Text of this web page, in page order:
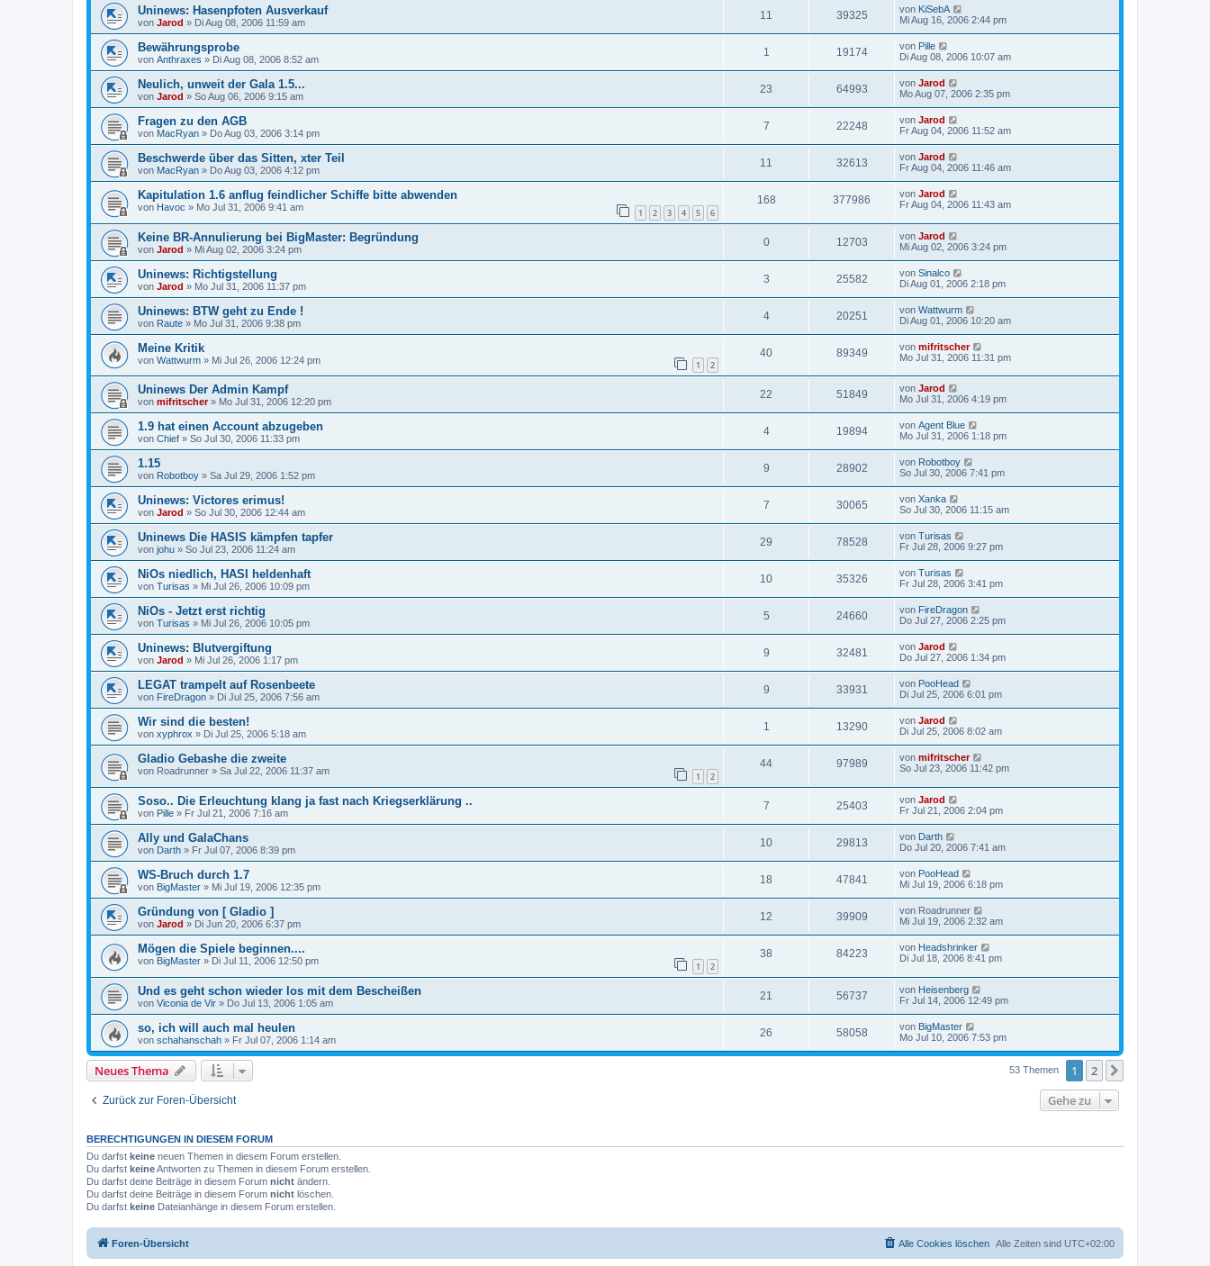
Uninews: Hasenpfoten Ausverkauf
von Jarod » Di Aug 08, 2006 11:59 am
11 39325 von KiSebA
Mi Aug 16, 2006 2:44 pm
Bewährungsprobe
von Anthraxes » Di Aug 08, 2006 8:52 am
1 19174 von Pille
Di Aug 08, 2006 10:07 am
Neulich, unweit der Gala 1.5...
von Jarod » So Aug 06, 2006 9:15 am
23 64993 von Jarod
Mo Aug 07, 2006 2:35 pm
Fragen zu den AGB
von MacRyan » Do Aug 03, 2006 3:14 pm
7 22248 von Jarod
Fr Aug 04, 2006 11:52 am
Beschwerde über das Sitten, xter Teil
von MacRyan » Do Aug 03, 2006 4:12 pm
11 32613 von Jarod
Fr Aug 04, 2006 11:46 am
Kapitulation 1.6 anflug feindlicher Schiffe bitte abwenden
von Havoc » Mo Jul 31, 2006 9:41 am 1 2 3 4 5 6
168 377986 von Jarod
Fr Aug 04, 2006 11:43 am
Keine BR-Annulierung bei BigMaster: Begründung
von Jarod » Mi Aug 02, 2006 3:24 pm
0 12703 von Jarod
Mi Aug 02, 2006 3:24 pm
Uninews: Richtigstellung
von Jarod » Mo Jul 31, 2006 11:37 pm
3 25582 von Sinalco
Di Aug 01, 2006 2:18 pm
Uninews: BTW geht zu Ende !
von Raute » Mo Jul 31, 2006 9:38 pm
4 20251 von Wattwurm
Di Aug 01, 2006 10:20 am
Meine Kritik
von Wattwurm » Mi Jul 26, 2006 12:24 pm 1 2
40 89349 von mifritscher
Mo Jul 31, 2006 11:31 pm
Uninews Der Admin Kampf
von mifritscher» Mo Jul 31, 2006 12:20 pm
22 51849 von Jarod
Mo Jul 31, 2006 4:19 pm
1.9 hat einen Account abzugeben
von Chief » So Jul 30, 2006 11:33 pm
4 19894 von Agent Blue
Mo Jul 31, 2006 1:18 pm
1.15
von Robotboy » Sa Jul 29, 2006 1:52 pm
9 28902 von Robotboy
So Jul 30, 2006 7:41 pm
Uninews: Victores erimus!
von Jarod » So Jul 30, 2006 12:44 am
7 30065 von Xanka
So Jul 30, 2006 11:15 am
Uninews Die HASIS kämpfen tapfer
von johu » So Jul 23, 2006 11:24 am
29 78528 von Turisas
Fr Jul 28, 2006 9:27 pm
NiOs niedlich, HASI heldenhaft
von Turisas » Mi Jul 26, 2006 10:09 pm
10 35326 von Turisas
Fr Jul 28, 2006 3:41 pm
NiOs - Jetzt erst richtig
von Turisas » Mi Jul 26, 2006 10:05 pm
5 24660 von FireDragon
Do Jul 27, 2006 2:25 pm
Uninews: Blutvergiftung
von Jarod » Mi Jul 26, 2006 1:17 pm
9 32481 von Jarod
Do Jul 27, 2006 1:34 pm
LEGAT trampelt auf Rosenbeete
von FireDragon » Di Jul 25, 2006 7:56 am
9 33931 von PooHead
Di Jul 25, 2006 6:01 pm
Wir sind die besten!
von xyphrox » Di Jul 25, 2006 5:18 am
1 13290 von Jarod
Di Jul 25, 2006 8:02 am
Gladio Gebashe die zweite
von Roadrunner » Sa Jul 22, 2006 11:37 am 1 2
44 97989 von mifritscher
So Jul 23, 2006 11:42 pm
Soso.. Die Erleuchtung klang ja fast nach Kriegserklärung ..
von Pille » Fr Jul 21, 2006 7:16 am
7 25403 von Jarod
Fr Jul 21, 2006 2:04 pm
Ally und GalaChans
von Darth » Fr Jul 07, 2006 8:39 pm
10 29813 von Darth
Do Jul 20, 2006 7:41 am
WS-Bruch durch 1.7
von BigMaster » Mi Jul 19, 2006 12:35 pm
18 47841 von PooHead
Mi Jul 19, 2006 6:18 pm
Gründung von [ Gladio ]
von Jarod » Di Jun 20, 2006 6:37 pm
12 39909 von Roadrunner
Mi Jul 19, 2006 2:32 am
Mögen die Spiele beginnen....
von BigMaster » Di Jul 11, 2006 12:50 pm 1 2
38 84223 von Headshrinker
Di Jul 18, 2006 8:41 pm
Und es geht schon wieder los mit dem Bescheißen
von Viconia de Vir » Do Jul 13, 2006 1:05 am
21 56737 von Heisenberg
Fr Jul 14, 2006 12:49 pm
so, ich will auch mal heulen
von schahanschah » Fr Jul 07, 2006 1:14 am
26 58058 von BigMaster
Mo Jul 10, 2006 7:53 pm
Neues Thema 53 Themen 1 2
Zurück zur Foren-Übersicht Gehe zu
BERECHTIGUNGEN IN DIESEM FORUM
Du darfst keine neuen Themen in diesem Forum erstellen.
Du darfst keineAntworten zu Themen in diesem Forum erstellen.
Du darfst deine Beiträge in diesem Forum nicht ändern.
Du darfst deine Beiträge in diesem Forum nicht löschen.
Du darfst keine Dateianhänge in diesem Forum erstellen.
Foren-Übersicht Alle Zeiten sind UTC+02:00
Alle Cookies löschen